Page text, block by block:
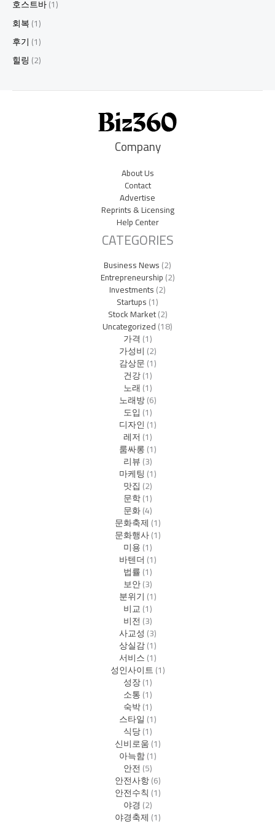
호스트바(1)
회복(1)
후기 (1)
힐링 (2)
Company
About Us
Contact
Advertise
Reprints & Licensing
Help Center
CATEGORIES
Business News(2)
Entrepreneurship(2)
Investments(2)
Startups(1)
Stock Market(2)
Uncategorized(18)
가격 (1)
가성비 (2)
감상문(1)
건강(1)
노래 (1)
노래방(6)
도입 (1)
디자인(1)
레저 (1)
룸싸롱(1)
리뷰(3)
마케팅 (1)
맛집 (2)
문학(1)
문화(4)
문화축제 (1)
문화행사(1)
미용(1)
바텐더 (1)
법률(1)
보안(3)
분위기 (1)
비교(1)
비전(3)
사교성 (3)
상실감(1)
서비스(1)
성인사이트(1)
성장(1)
소통(1)
숙박(1)
스타일 (1)
식당(1)
신비로움(1)
아늑함(1)
안전(5)
안전사항(6)
안전수칙 (1)
야경 (2)
야경축제 (1)